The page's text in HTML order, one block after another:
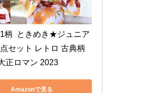
柄  ときめき★ジュニア
セット レトロ 古典柄
正ロマン 2023
Amazonで見る